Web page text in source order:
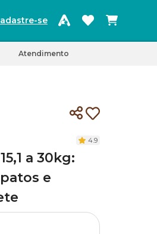
se
Atendimento
4.9
a 30kg:
e